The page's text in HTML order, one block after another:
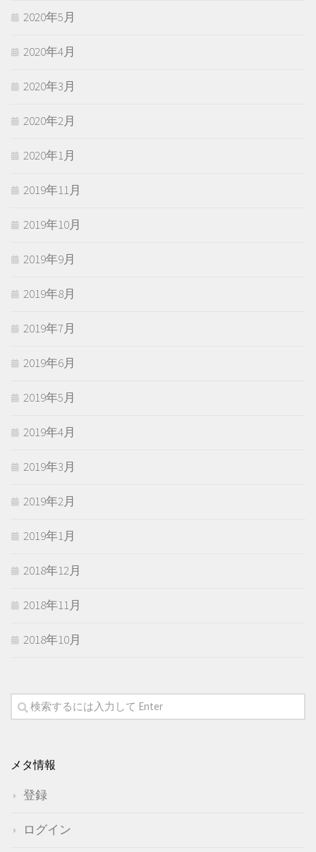
2020年5月
2020年4月
2020年3月
2020年2月
2020年1月
2019年11月
2019年10月
2019年9月
2019年8月
2019年7月
2019年6月
2019年5月
2019年4月
2019年3月
2019年2月
2019年1月
2018年12月
2018年11月
2018年10月
メタ情報
登録
ログイン